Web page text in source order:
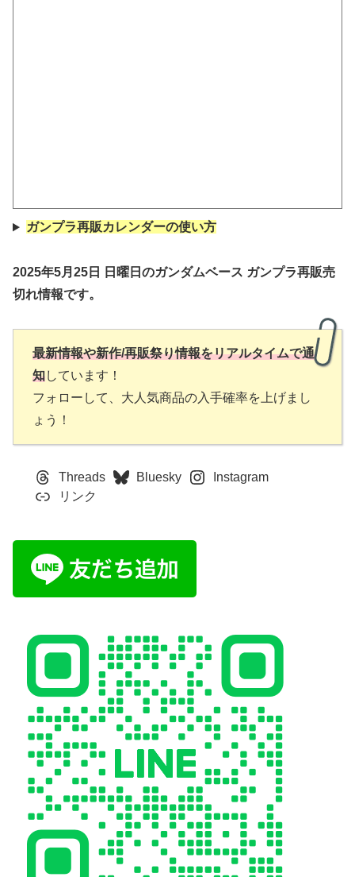
ガンプラ再販カレンダーの使い方
2025年5月25日 日曜日のガンダムベース ガンプラ再販売
切れ情報です。
最新情報や新作/再販祭り情報をリアルタイムで通
知しています！
フォローして、大人気商品の入手確率を上げまし
ょう！
Threads Bluesky
Instagram
リンク